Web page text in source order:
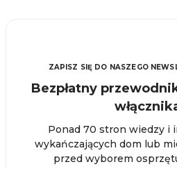
ZAPISZ SIĘ DO NASZEGO
Bezpłatny
Ponad 70 stron wiedzy i
wykańczających dom lub
przed wyborem